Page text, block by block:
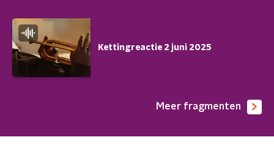
Kettingreactie 2 juni 2025
Meer fragmenten